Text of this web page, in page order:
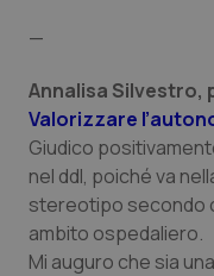
Quotidiano
Quotidiano
Quotidiano
Rene &
—
Annalisa Silvestro,
Valorizzare
Giudico
nel ddl, poiché va
stereotipo secondo
ambito ospedaliero.
Mi auguro che sia